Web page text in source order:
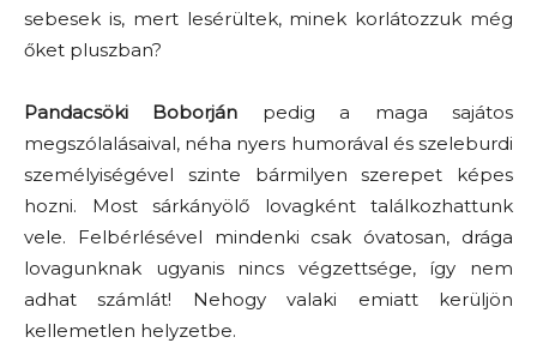
sebesek is, mert lesérültek, minek korlátozzuk még
őket pluszban?
Pandacsöki Boborján pedig a maga sajátos
megszólalásaival, néha nyers humorával és szeleburdi
személyiségével szinte bármilyen szerepet képes
hozni. Most sárkányölő lovagként találkozhattunk
vele. Felbérlésével mindenki csak óvatosan, drága
lovagunknak ugyanis nincs végzettsége, így nem
adhat számlát! Nehogy valaki emiatt kerüljön
kellemetlen helyzetbe.